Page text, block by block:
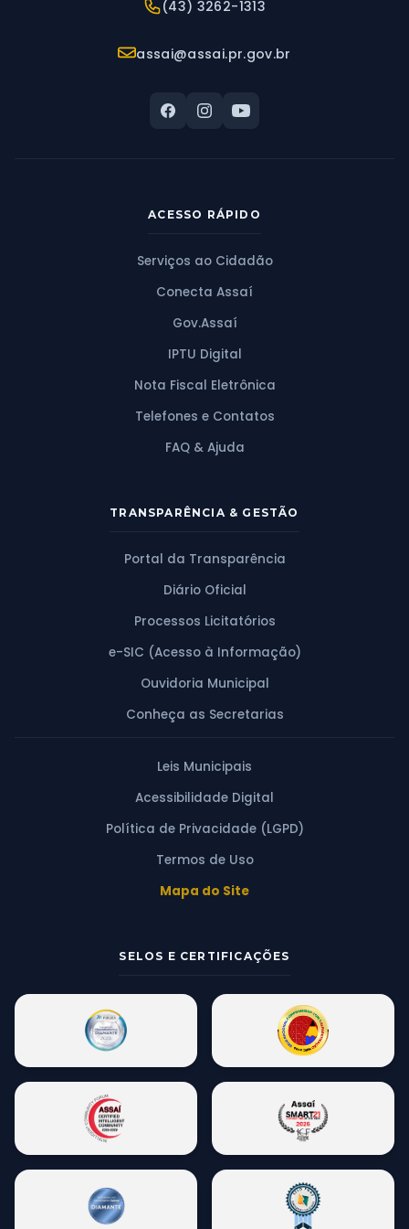
Telefone:
(43) 3262-1313
E-mail:
assai@assai.pr.gov.br
ACESSO RÁPIDO
Serviços ao Cidadão
Conecta Assaí
Gov.Assaí
IPTU Digital
Nota Fiscal Eletrônica
Telefones e Contatos
FAQ & Ajuda
TRANSPARÊNCIA & GESTÃO
Portal da Transparência
Diário Oficial
Processos Licitatórios
e-SIC (Acesso à Informação)
Ouvidoria Municipal
Conheça as Secretarias
Leis Municipais
Acessibilidade Digital
Política de Privacidade (LGPD)
Termos de Uso
Mapa do Site
SELOS E CERTIFICAÇÕES